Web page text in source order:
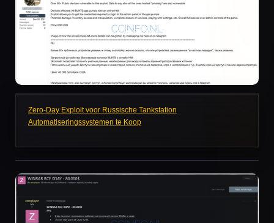
Zero-Day Exploit voor Russische Tankstation
Automatiseringssystemen te Koop